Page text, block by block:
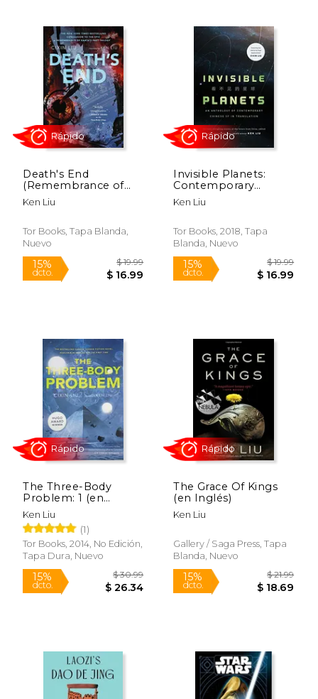
15% 15%
Death's End
(Remembrance of
Earth's Past) (en
Inglés)
Ken Liu
Tor Books, Tapa Blanda,
Nuevo
15%
Rápido
Invisible Planets:
Contemporary
Chinese Science
Fiction in Translation
Ken Liu
Tor Books, 2018, Tapa
Blanda, Nuevo
15%
Rápido
The Three-Body
Problem: 1 (en
Inglés)
Ken Liu
(1)
Tor Books, 2014, No Edición,
Tapa Dura, Nuevo
The Grace Of Kings
(en Inglés)
Ken Liu
Gallery / Saga Press, Tapa
Blanda, Nuevo